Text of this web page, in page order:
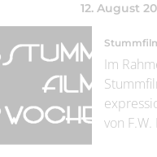
12. August
Im
von